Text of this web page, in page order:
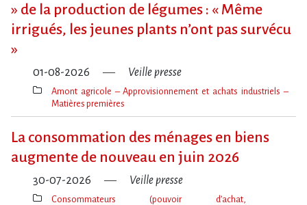
» de la production de légumes : « Même
irrigués, les jeunes plants n’ont pas survécu
»
01-08-2026 Veille presse
Thèmes(s)
Amont agricole – Approvisionnement et achats industriels –
Matières premières
La consommation des ménages en biens
augmente de nouveau en juin 2026
30-07-2026 Veille presse
Consommateurs (pouvoir d’achat,